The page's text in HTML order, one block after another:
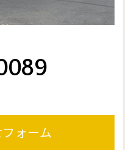
ォーム